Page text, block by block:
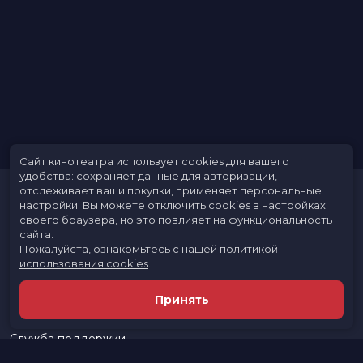
Расписание
Скоро в кино
Реклама в кинотеатре
Служба поддержки
Сайт кинотеатра использует cookies для вашего
удобства: сохраняет данные для авторизации,
отслеживает ваши покупки, применяет персональные
настройки. Вы можете отключить cookies в настройках
своего браузера, но это повлияет на функциональность
сайта.
Пожалуйста, ознакомьтесь с нашей политикой
использования cookies
Принять